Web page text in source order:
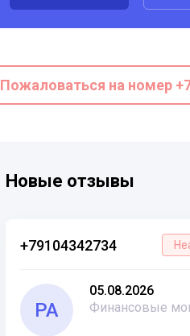
Пожаловаться на номер
Новые отзывы
+79104342734
РА
05.08.2026
Финансовые